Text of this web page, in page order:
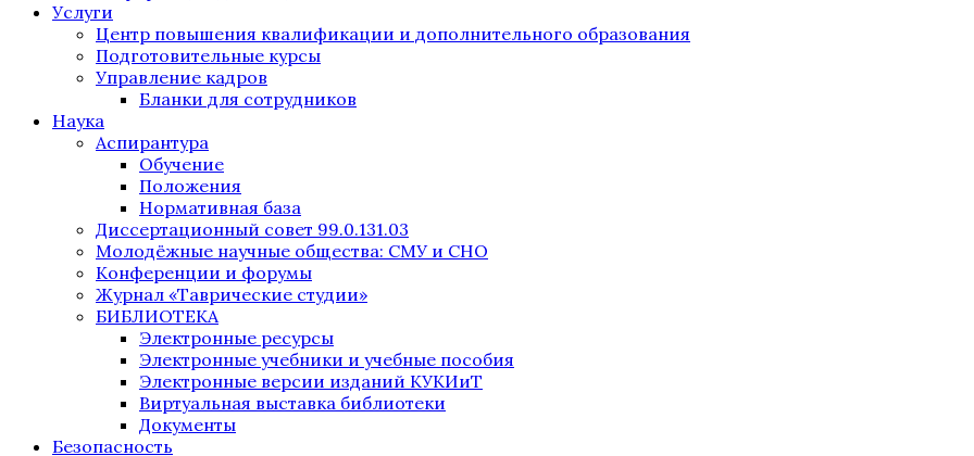
Услуги
Центр повышения квалификации и дополнительного образования
Подготовительные курсы
Управление кадров
Бланки для сотрудников
Наука
Аспирантура
Обучение
Положения
Нормативная база
Диссертационный совет 99.0.131.03
Молодёжные научные общества: СМУ и СНО
Конференции и форумы
Журнал «Таврические студии»
БИБЛИОТЕКА
Электронные ресурсы
Электронные учебники и учебные пособия
Электронные версии изданий КУКИиТ
Виртуальная выставка библиотеки
Документы
Безопасность